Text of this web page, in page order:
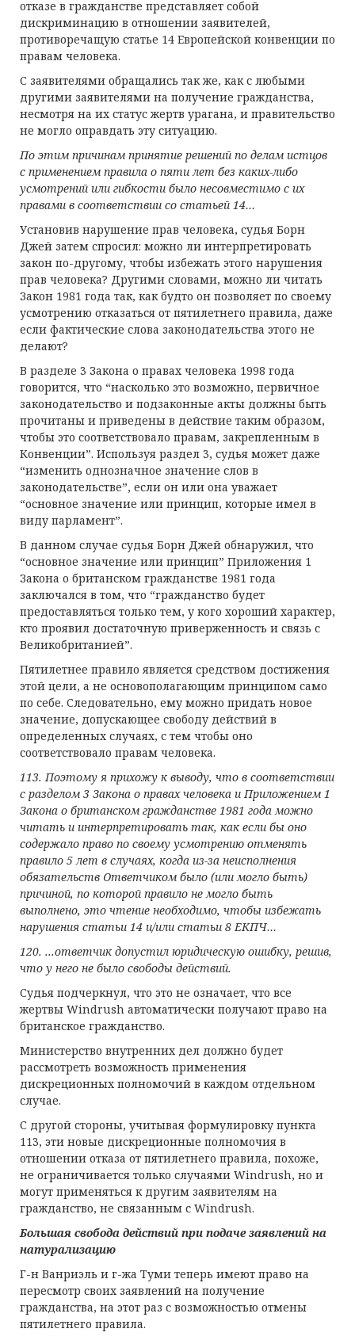
отказе в гражданстве представляет собой
дискриминацию в отношении заявителей,
противоречащую статье 14 Европейской конвенции по
правам человека.
С заявителями обращались так же, как с любыми
другими заявителями на получение гражданства,
несмотря на их статус жертв урагана, и правительство
не могло оправдать эту ситуацию.
По этим причинам принятие решений по делам истцов
с применением правила о пятилет без каких-либо
усмотрений или гибкости было несовместимо с их
правами в соответствии со статьей 14…
Установив нарушение прав человека, судья Борн
Джей затем спросил: можно ли интерпретировать
закон по-другому, чтобы избежать этого нарушения
прав человека? Другими словами, можно ли читать
Закон 1981 года так, как будто он позволяет по своему
усмотрению отказаться от пятилетнего правила, даже
если фактические слова законодательства этого не
делают?
В разделе 3 Закона о правах человека 1998 года
говорится, что “насколько это возможно, первичное
законодательство и подзаконные акты должны быть
прочитаны и приведены в действие таким образом,
чтобы это соответствовало правам, закрепленным в
Конвенции”. Используя раздел 3, судья может даже
“изменить однозначное значение слов в
законодательстве”, если он или она уважает
“основное значение или принцип, которые имел в
виду парламент”.
В данном случае судья Борн Джей обнаружил, что
“основное значение или принцип” Приложения 1
Закона о британском гражданстве 1981 года
заключался в том, что “гражданство будет
предоставляться только тем, у кого хороший характер,
кто проявил достаточную приверженность и связь с
Великобританией”.
Пятилетнее правило является средством достижения
этой цели, а не основополагающим принципом само
по себе. Следовательно, ему можно придать новое
значение, допускающее свободу действий в
определенных случаях, с тем чтобы оно
соответствовало правам человека.
113. Поэтому я прихожу к выводу, что в соответствии
с разделом 3 Закона о правах человека иПриложением 1
Закона о британском гражданстве 1981 года можно
читать и интерпретировать так, как если бы оно
содержало право по своему усмотрению отменять
правило 5 лет в случаях, когда из-за неисполнения
обязательств Ответчиком было (или могло быть)
причиной, по которой правило не могло быть
выполнено, это чтение необходимо, чтобы избежать
нарушения статьи 14 и/или статьи 8 ЕКПЧ…
120. ...ответчик допустил юридическую ошибку, решив,
что у него не было свободы действий.
Судья подчеркнул, что это не означает, что все
жертвы Windrush автоматически получают право на
британское гражданство.
Министерство внутренних дел должно будет
рассмотреть возможность применения
дискреционных полномочий в каждом отдельном
случае.
С другой стороны, учитывая формулировку пункта
113, эти новые дискреционные полномочия в
отношении отказа от пятилетнего правила, похоже,
не ограничивается только случаями Windrush, но и
могут применяться к другим заявителям на
гражданство, не связанным с Windrush.
Большая свобода действий при подаче заявлений на
натурализацию
Г-н Ванриэль и г-жа Туми теперь имеют право на
пересмотр своих заявлений на получение
гражданства, на этот раз с возможностью отмены
пятилетнего правила.